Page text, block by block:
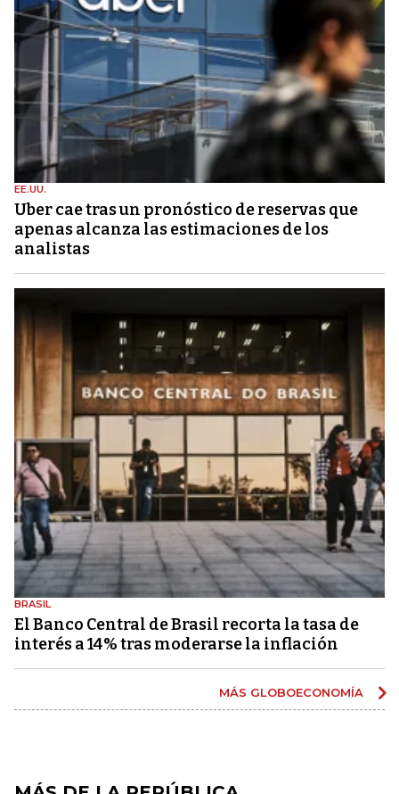
EE.UU.
Uber cae tras un pronóstico de reservas que
apenas alcanza las estimaciones de los
analistas
BRASIL
El Banco Central de Brasil recorta la tasa de
interés a 14% tras moderarse la inflación
MÁS GLOBOECONOMÍA